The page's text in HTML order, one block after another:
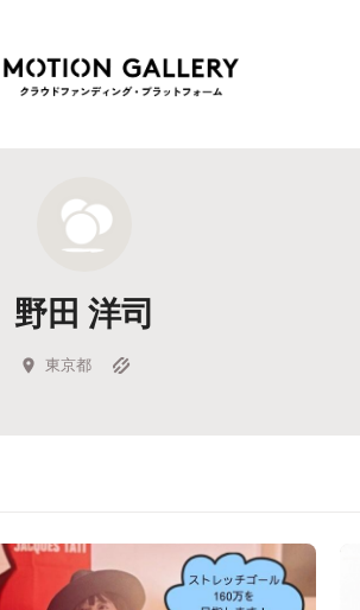
新着プロジェクト
Feature
キュレーターから探す
野田 洋司
東京都